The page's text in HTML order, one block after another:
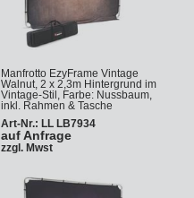
Manfrotto EzyFrame Vintage
Walnut, 2 x 2,3m Hintergrund im
Vintage-Stil, Farbe: Nussbaum,
inkl. Rahmen & Tasche
Art-Nr.: LL LB7934
auf Anfrage
zzgl. Mwst